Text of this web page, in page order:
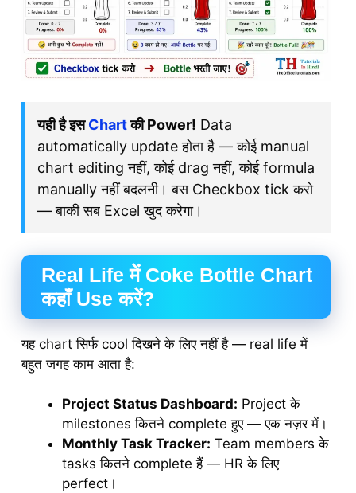
यही है इसChartकी Power! Data
automatically update होता है — कोई manual
chart editing नहीं, कोई drag नहीं, कोई formula
manually नहीं बदलनी। बस Checkbox tick करो
— बाकी सब Excel खुद करेगा।
Real Life में Coke Bottle Chart
कहाँ Use करें?
यह chart सिर्फ cool दिखने के लिए नहीं है — real life में
बहुत जगह काम आता है:
Project Status Dashboard: Project के
milestones कितने complete हुए — एक नज़र में।
Monthly Task Tracker: Team members के
tasks कितने complete हैं — HR के लिए
perfect।